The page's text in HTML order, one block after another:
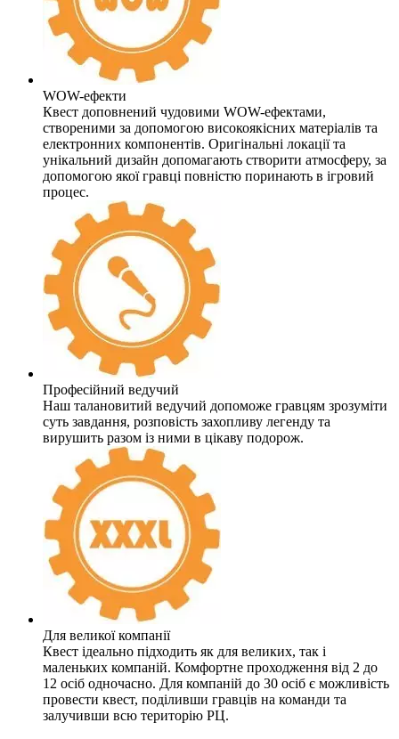
WOW-ефекти
Квест доповнений чудовими WOW-ефектами,
створеними за допомогою високоякісних матеріалів та
електронних компонентів. Оригінальні локації та
унікальний дизайн допомагають створити атмосферу, за
допомогою якої гравці повністю поринають в ігровий
процес.
Професійний ведучий
Наш талановитий ведучий допоможе гравцям зрозуміти
суть завдання, розповість захопливу легенду та
вирушить разом із ними в цікаву подорож.
Для великої компанії
Квест ідеально підходить як для великих, так і
маленьких компаній. Комфортне проходження від 2 до
12 осіб одночасно. Для компаній до 30 осіб є можливість
провести квест, поділивши гравців на команди та
залучивши всю територію РЦ.